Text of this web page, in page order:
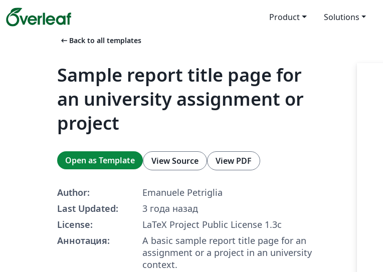
Product Solutions
arrow_left_alt Back to all templates
Sample report title page for
an university assignment or
project
Open as Template View Source View PDF
Author:
Emanuele Petriglia
Last Updated:
3 года назад
License:
LaTeX Project Public License 1.3c
Аннотация:
A basic sample report title page for an
assignment or a project in an university
context.